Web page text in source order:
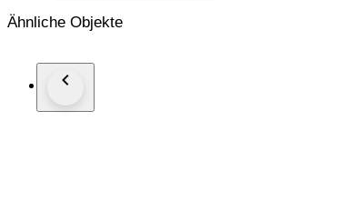
Ähnliche Objekte